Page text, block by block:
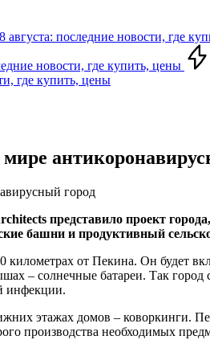
августа: последние новости, где
новости, где купить, цены
где купить, цены
город
представило проект
башни и продуктивный
километрах от Пекина. Он
– солнечные батареи. Так
инфекции.
этажах домов – коворкинги.
производства необходимых